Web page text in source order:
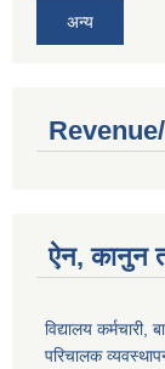
अन्य
ऐन, कानुन
विद्यालय
परिचालक